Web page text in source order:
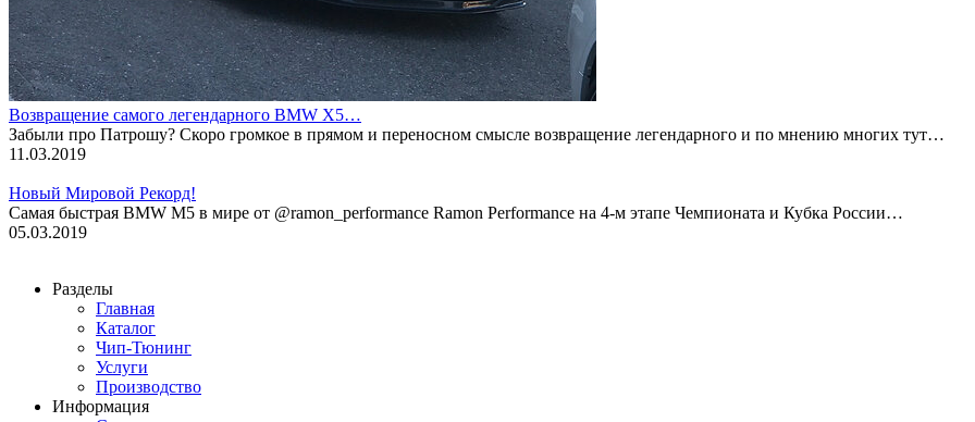
Возвращение самого легендарного BMW X5…
Забыли про Патрошу? Скоро громкое в прямом и переносном смысле возвращение легендарного и по мнению многих тут…
11.03.2019
Новый Мировой Рекорд!
Cамая быстрая BMW M5 в мире от @ramon_performance Ramon Performance на 4-м этапе Чемпионата и Кубка России…
05.03.2019
Разделы
Главная
Каталог
Чип-Тюнинг
Услуги
Производство
Информация